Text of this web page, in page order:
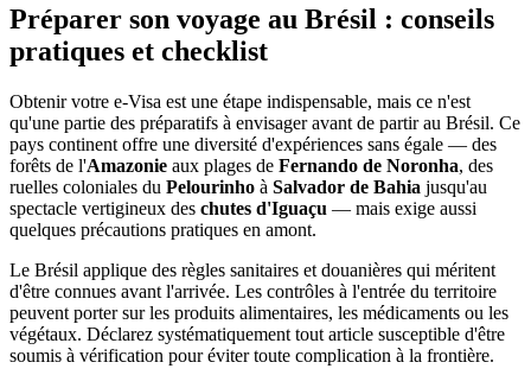
Préparer son voyage au Brésil : conseils
pratiques et checklist
Obtenir votre e-Visa est une étape indispensable, mais ce n'est
qu'une partie des préparatifs à envisager avant de partir au Brésil. Ce
pays continent offre une diversité d'expériences sans égale — des
forêts de l'Amazonie aux plages de Fernando de Noronha, des
ruelles coloniales du Pelourinho à Salvador de Bahia jusqu'au
spectacle vertigineux des chutes d'Iguaçu — mais exige aussi
quelques précautions pratiques en amont.
Le Brésil applique des règles sanitaires et douanières qui méritent
d'être connues avant l'arrivée. Les contrôles à l'entrée du territoire
peuvent porter sur les produits alimentaires, les médicaments ou les
végétaux. Déclarez systématiquement tout article susceptible d'être
soumis à vérification pour éviter toute complication à la frontière.